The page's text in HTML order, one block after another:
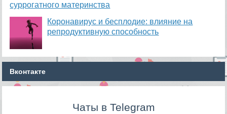
суррогатного материнства
Коронавирус и бесплодие: влияние на
репродуктивную способность
Вконтакте
Чаты в Telegram